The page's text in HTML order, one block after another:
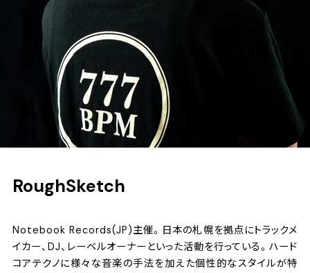
RoughSketch
Notebook Records(JP)主催。日本の札幌を拠点にトラックメ
イカー、DJ、レーベルオーナーといった活動を行っている。ハード
コアテクノに様々な音楽の手法を加えた個性的なスタイルが特